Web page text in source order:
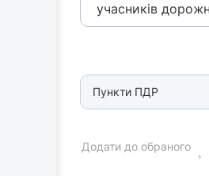
учасників
Пункти ПДР
Додати до обраного